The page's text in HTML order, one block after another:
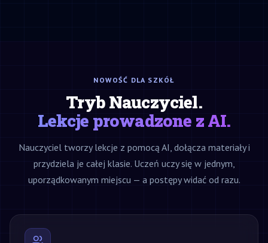
NOWOŚĆ DLA SZKÓŁ
Tryb Nauczyciel.
Lekcje prowadzone z AI.
Nauczyciel tworzy lekcje z pomocą AI, dołącza materiały i
przydziela je całej klasie. Uczeń uczy się w jednym,
uporządkowanym miejscu — a postępy widać od razu.